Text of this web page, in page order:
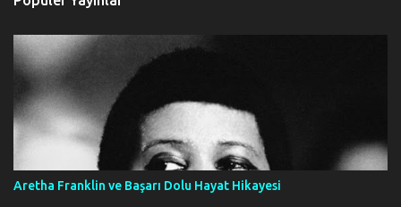
Aretha Franklin ve Başarı Dolu Hayat Hikayesi